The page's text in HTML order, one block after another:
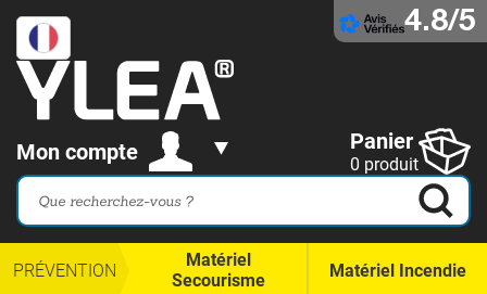
4.8/5
Mon compte Panier
0 produit
PRÉVENTION
Matériel
Secourisme
Matériel Incendie